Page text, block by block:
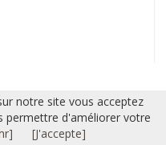
Ref: 85422
notre site vous acceptez
permettre d'améliorer votre
[J'accepte]